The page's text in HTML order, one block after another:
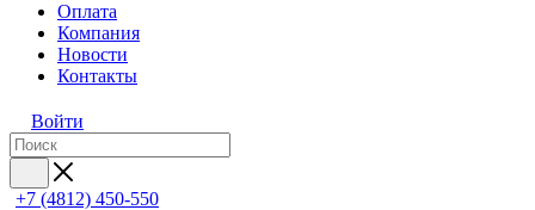
Оплата
Компания
Новости
Контакты
Войти
+7 (4812) 450-550